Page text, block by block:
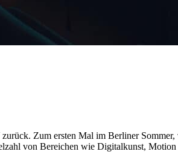
Zum ersten Mal im Berliner
von Bereichen wie Digitalkunst,